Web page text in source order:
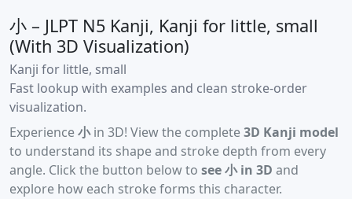
小 – JLPT N5 Kanji, Kanji for little, small
(With 3D Visualization)
Kanji for little, small
Fast lookup with examples and clean stroke-order
visualization.
Experience小in 3D! View the complete3D Kanji model
to understand its shape and stroke depth from every
angle. Click the button below to see 小 in 3D and
explore how each stroke forms this character.